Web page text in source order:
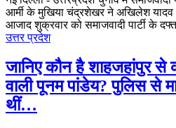
आर्मी के मुखिया चंद्रशेखर ने अखिलेश
आजाद शुक्रवार को समाजवादी पार्टी के
उत्तर प्रदेश
जानिए कौन है शाहजहांपुर से
वाली पूनम पांडेय? पुलिस से
थीं…